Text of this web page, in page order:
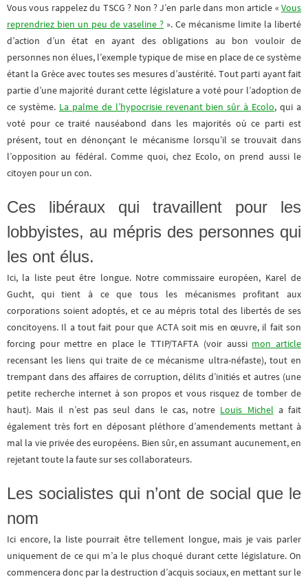
Vous vous rappelez du TSCG ? Non ? J’en parle dans mon article « Vous
reprendriez bien un peu de vaseline ? ». Ce mécanisme limite la liberté
d’action d’un état en ayant des obligations au bon vouloir de
personnes non élues, l’exemple typique de mise en place de ce système
étant la Grèce avec toutes ses mesures d’austérité. Tout parti ayant fait
partie d’une majorité durant cette législature a voté pour l’adoption de
ce système. La palme de l’hypocrisie revenant bien sûr à Ecolo, qui a
voté pour ce traité nauséabond dans les majorités où ce parti est
présent, tout en dénonçant le mécanisme lorsqu’il se trouvait dans
l’opposition au fédéral. Comme quoi, chez Ecolo, on prend aussi le
citoyen pour un con.
Ces libéraux qui travaillent pour les
lobbyistes, au mépris des personnes qui
les ont élus.
Ici, la liste peut être longue. Notre commissaire européen, Karel de
Gucht, qui tient à ce que tous les mécanismes profitant aux
corporations soient adoptés, et ce au mépris total des libertés de ses
concitoyens. Il a tout fait pour que ACTA soit mis en œuvre, il fait son
forcing pour mettre en place le TTIP/TAFTA (voir aussi mon article
recensant les liens qui traite de ce mécanisme ultra-néfaste), tout en
trempant dans des affaires de corruption, délits d’initiés et autres (une
petite recherche internet à son propos et vous risquez de tomber de
haut). Mais il n’est pas seul dans le cas, notre Louis Michel a fait
également très fort en déposant pléthore d’amendements mettant à
mal la vie privée des européens. Bien sûr, en assumant aucunement, en
rejetant toute la faute sur ses collaborateurs.
Les socialistes qui n’ont de social que le
nom
Ici encore, la liste pourrait être tellement longue, mais je vais parler
uniquement de ce qui m’a le plus choqué durant cette législature. On
commencera donc par la destruction d’acquis sociaux, en mettant sur le